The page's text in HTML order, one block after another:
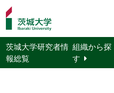
茨城大学研究者情
報総覧
組織から探
す